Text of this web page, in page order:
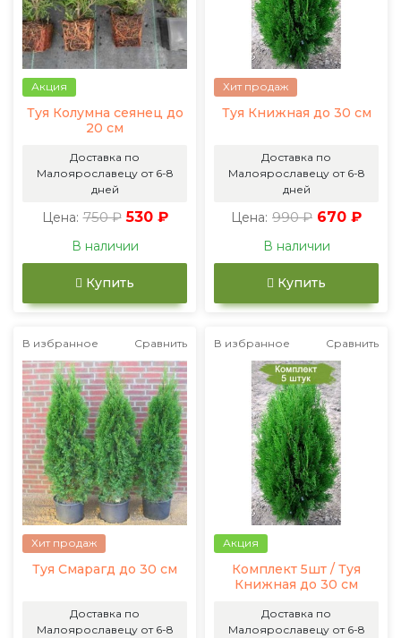
Акция
Туя Колумна сеянец до
20 см
Доставка по
Малоярославецу от 6-8
дней
Цена: 750 ₽ 530 ₽
В наличии
Купить
Хит продаж
Туя Книжная до 30 см
Доставка по
Малоярославецу от 6-8
дней
Цена: 990 ₽ 670 ₽
В наличии
Купить
В избранное Сравнить
Хит продаж
Туя Смарагд до 30 см
Доставка по
Малоярославецу от 6-8
В избранное Сравнить
Акция
Комплект 5шт / Туя
Книжная до 30 см
Доставка по
Малоярославецу от 6-8